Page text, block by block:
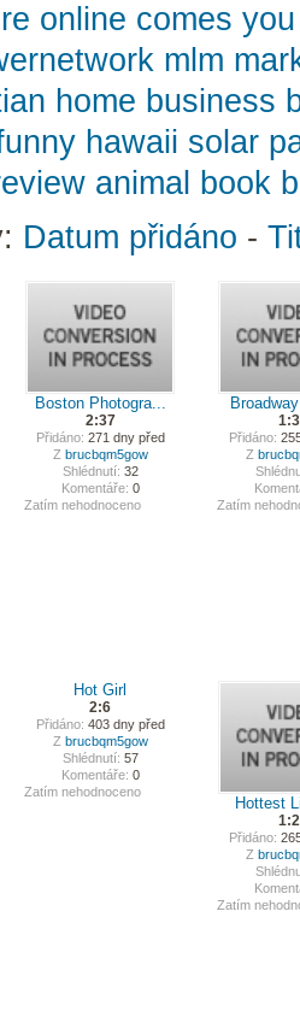
online comes you
mlm
home business
hawaii solar
animal book
Datum přidáno -
Boston Photogra...
2:37
Přidáno: 271 dny před
Z brucbqm5gow
Shlédnutí: 32
Komentáře: 0
Zatím nehodnoceno
Přidáno:
Z
Zatím
Hot Girl
2:6
Přidáno: 403 dny před
Z brucbqm5gow
Shlédnutí: 57
Komentáře: 0
Zatím nehodnoceno
Hottest
Přidáno:
Z
Zatím